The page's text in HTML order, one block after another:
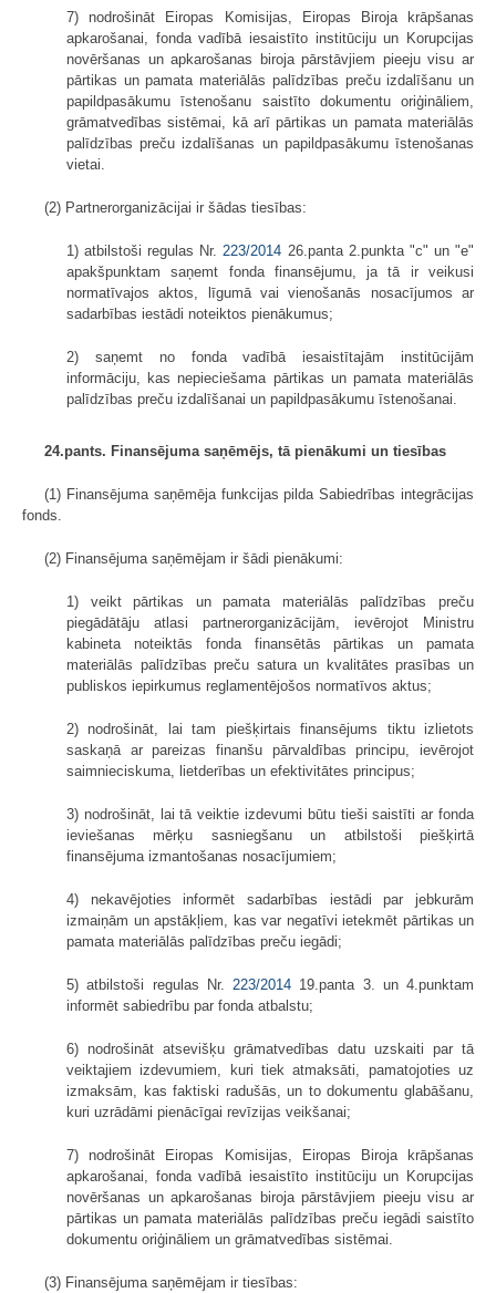
7) nodrošināt Eiropas Komisijas, Eiropas Biroja krāpšanas
apkarošanai, fonda vadībā iesaistīto institūciju un Korupcijas
novēršanas un apkarošanas biroja pārstāvjiem pieeju visu ar
pārtikas un pamata materiālās palīdzības preču izdalīšanu un
papildpasākumu īstenošanu saistīto dokumentu oriģināliem,
grāmatvedības sistēmai, kā arī pārtikas un pamata materiālās
palīdzības preču izdalīšanas un papildpasākumu īstenošanas
vietai.
(2) Partnerorganizācijai ir šādas tiesības:
1) atbilstoši regulas Nr.223/2014 26.panta 2.punkta "c" un "e"
apakšpunktam saņemt fonda finansējumu, ja tā ir veikusi
normatīvajos aktos, līgumā vai vienošanās nosacījumos ar
sadarbības iestādi noteiktos pienākumus;
2) saņemt no fonda vadībā iesaistītajām institūcijām
informāciju, kas nepieciešama pārtikas un pamata materiālās
palīdzības preču izdalīšanai un papildpasākumu īstenošanai.
24.pants. Finansējuma saņēmējs, tā pienākumi un tiesības
(1) Finansējuma saņēmēja funkcijas pilda Sabiedrības integrācijas
fonds.
(2) Finansējuma saņēmējam ir šādi pienākumi:
1) veikt pārtikas un pamata materiālās palīdzības preču
piegādātāju atlasi partnerorganizācijām, ievērojot Ministru
kabineta noteiktās fonda finansētās pārtikas un pamata
materiālās palīdzības preču satura un kvalitātes prasības un
publiskos iepirkumus reglamentējošos normatīvos aktus;
2) nodrošināt, lai tam piešķirtais finansējums tiktu izlietots
saskaņā ar pareizas finanšu pārvaldības principu, ievērojot
saimnieciskuma, lietderības un efektivitātes principus;
3) nodrošināt, lai tā veiktie izdevumi būtu tieši saistīti ar fonda
ieviešanas mērķu sasniegšanu un atbilstoši piešķirtā
finansējuma izmantošanas nosacījumiem;
4) nekavējoties informēt sadarbības iestādi par jebkurām
izmaiņām un apstākļiem, kas var negatīvi ietekmēt pārtikas un
pamata materiālās palīdzības preču iegādi;
5) atbilstoši regulas Nr. 223/2014 19.panta 3. un 4.punktam
informēt sabiedrību par fonda atbalstu;
6) nodrošināt atsevišķu grāmatvedības datu uzskaiti par tā
veiktajiem izdevumiem, kuri tiek atmaksāti, pamatojoties uz
izmaksām, kas faktiski radušās, un to dokumentu glabāšanu,
kuri uzrādāmi pienācīgai revīzijas veikšanai;
7) nodrošināt Eiropas Komisijas, Eiropas Biroja krāpšanas
apkarošanai, fonda vadībā iesaistīto institūciju un Korupcijas
novēršanas un apkarošanas biroja pārstāvjiem pieeju visu ar
pārtikas un pamata materiālās palīdzības preču iegādi saistīto
dokumentu oriģināliem un grāmatvedības sistēmai.
(3) Finansējuma saņēmējam ir tiesības: